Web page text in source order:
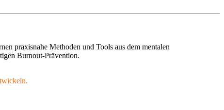
praxisnahe Methoden und Tools aus dem mentalen
Burnout-Prävention.